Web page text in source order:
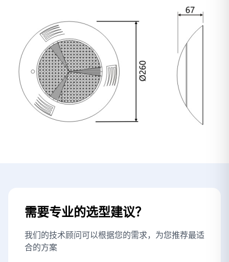
需要专业的选型建议？
我们的技术顾问可以根据您的需求，为您推荐最适
合的方案